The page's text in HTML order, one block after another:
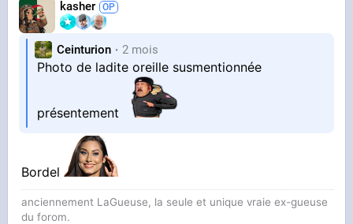
kasher
Ceinturion 2 mois
Photo de ladite oreille susmentionnée
présentement
Bordel
anciennement LaGueuse, la seule et unique vraie ex-gueuse
du forom.